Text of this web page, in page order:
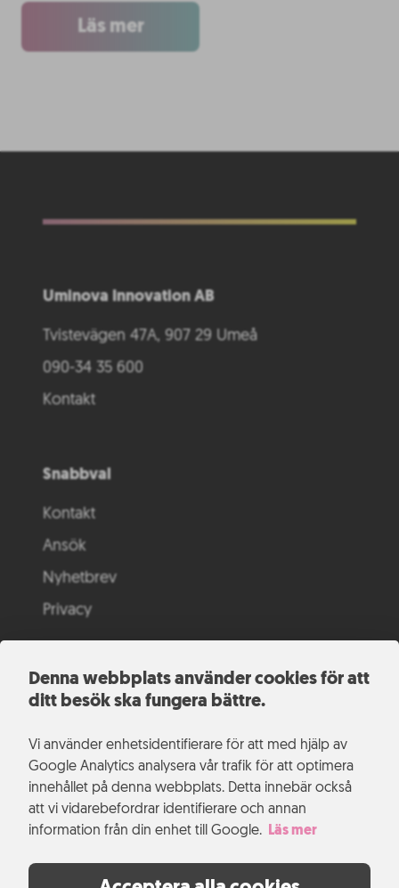
Denna webbplats använder cookies för att
ditt besök ska fungera bättre.
Vi använder enhetsidentifierare för att med hjälp av
Google Analytics analysera vår trafik för att optimera
innehållet på denna webbplats. Detta innebär också
att vi vidarebefordrar identifierare och annan
information från din enhet till Google.
Läs mer
Läs mer
Uminova Innovation AB
Tvistevägen 47A, 907 29 Umeå
090-34 35 600
Kontakt
Snabbval
Kontakt
Ansök
Nyhetbrev
Privacy